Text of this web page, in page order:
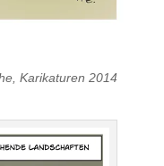
, Karikaturen 2014